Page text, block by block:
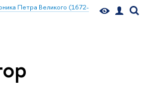
Петра Великого (1672-